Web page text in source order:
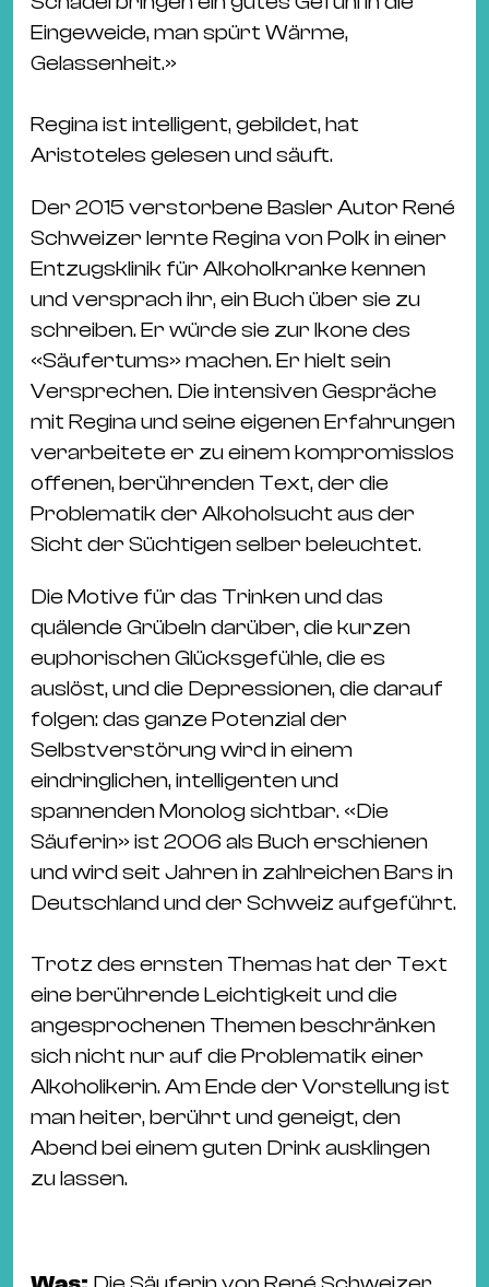
Magazin Newsletter Suchen
Eingeweide, man spürt Wärme,
Gelassenheit.»
Regina ist intelligent, gebildet, hat
Aristoteles gelesen und säuft.
Der 2015 verstorbene Basler Autor René
Schweizer lernte Regina von Polk in einer
Entzugsklinik für Alkoholkranke kennen
und versprach ihr, ein Buch über sie zu
schreiben. Er würde sie zur Ikone des
«Säufertums» machen. Er hielt sein
Versprechen. Die intensiven Gespräche
mit Regina und seine eigenen Erfahrungen
verarbeitete er zu einem kompromisslos
offenen, berührenden Text, der die
Problematik der Alkoholsucht aus der
Sicht der Süchtigen selber beleuchtet.
Die Motive für das Trinken und das
quälende Grübeln darüber, die kurzen
euphorischen Glücksgefühle, die es
auslöst, und die Depressionen, die darauf
folgen: das ganze Potenzial der
Selbstverstörung wird in einem
eindringlichen, intelligenten und
spannenden Monolog sichtbar. «Die
Säuferin» ist 2006 als Buch erschienen
und wird seit Jahren in zahlreichen Bars in
Deutschland und der Schweiz aufgeführt.
Trotz des ernsten Themas hat der Text
eine berührende Leichtigkeit und die
angesprochenen Themen beschränken
sich nicht nur auf die Problematik einer
Alkoholikerin. Am Ende der Vorstellung ist
man heiter, berührt und geneigt, den
Abend bei einem guten Drink ausklingen
zu lassen.